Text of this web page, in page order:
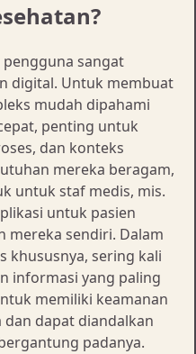
sangat
digital. Untuk membuat
mudah dipahami
penting untuk
dan konteks
mereka beragam,
untuk staf medis, mis.
untuk pasien
mereka sendiri. Dalam
khususnya, sering kali
informasi yang paling
memiliki keamanan
dapat diandalkan
padanya.